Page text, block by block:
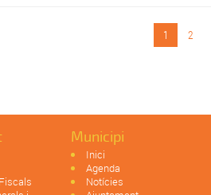
1 2
Municipi
Inici
Agenda
Notícies